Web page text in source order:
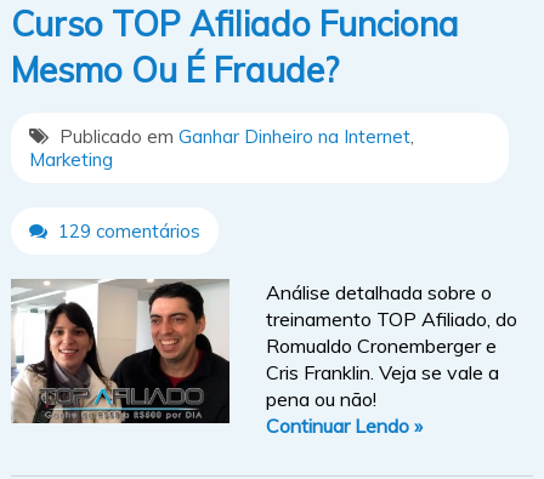
Curso TOP Afiliado Funciona
Mesmo Ou É Fraude?
Publicado em Ganhar Dinheiro na Internet,
Marketing
129 comentários
Análise detalhada sobre o
treinamento TOP Afiliado, do
Romualdo Cronemberger e
Cris Franklin. Veja se vale a
pena ou não!
Continuar Lendo »